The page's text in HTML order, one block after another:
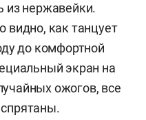
из нержавейки.
видно, как танцует
до комфортной
экран на
ожогов, все